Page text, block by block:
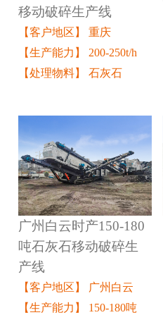
移动破碎生产线
【客户地区】 重庆
【生产能力】 200-250t/h
【处理物料】 石灰石
广州白云时产150-180
吨石灰石移动破碎生
产线
【客户地区】 广州白云
【生产能力】 150-180吨